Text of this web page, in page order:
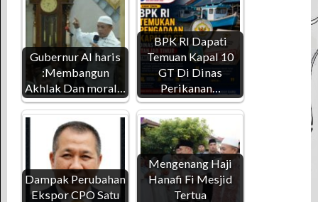
Gubernur Al haris
:Membangun
Akhlak Dan moral…
BPK RI Dapati
Temuan Kapal 10
GT Di Dinas
Perikanan…
Dampak Perubahan
Ekspor CPO Satu
Mengenang Haji
Hanafi Fi Mesjid
Tertua